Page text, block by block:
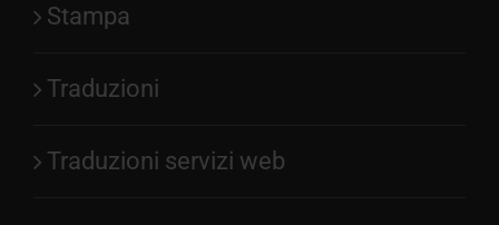
Stampa
Traduzioni
Traduzioni servizi web